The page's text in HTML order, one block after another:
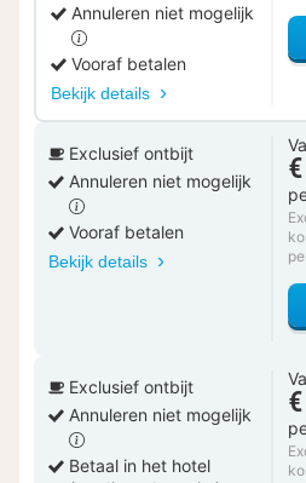
Annuleren niet mogelijk
Vooraf betalen
Bekijk details
Exclusief ontbijt
Annuleren niet mogelijk
Vooraf betalen
Bekijk details
Exclusief ontbijt
Annuleren niet mogelijk
Betaal in het hotel